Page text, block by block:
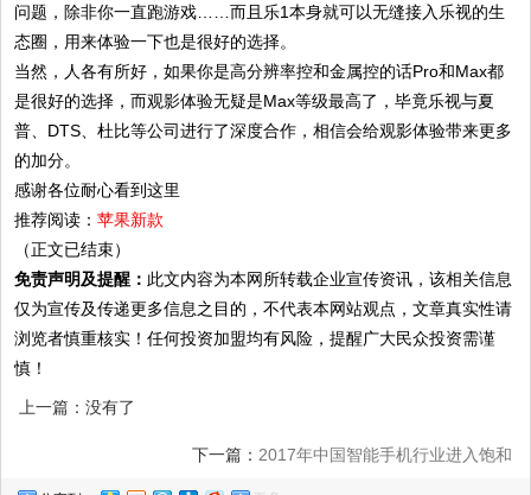
问题，除非你一直跑游戏……而且乐1本身就可以无缝接入乐视的生
态圈，用来体验一下也是很好的选择。
当然，人各有所好，如果你是高分辨率控和金属控的话Pro和Max都
是很好的选择，而观影体验无疑是Max等级最高了，毕竟乐视与夏
普、DTS、杜比等公司进行了深度合作，相信会给观影体验带来更多
的加分。
感谢各位耐心看到这里
推荐阅读：苹果新款
（正文已结束）
免责声明及提醒： 此文内容为本网所转载企业宣传资讯，该相关信息
仅为宣传及传递更多信息之目的，不代表本网站观点，文章真实性请
浏览者慎重核实！任何投资加盟均有风险，提醒广大民众投资需谨
慎！
上一篇：没有了
下一篇： 2017年中国智能手机行业进入饱和